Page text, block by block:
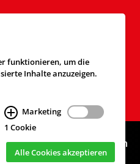
cekom GmbH, Köln
funktionieren, um die
Inhalte anzuzeigen.
Marketing
1 Cookie
Alle Cookies akzeptieren